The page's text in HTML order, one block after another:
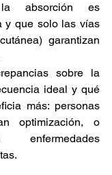
absorción es
y que solo las vías
garantizan
sobre la
ideal y qué
más: personas
optimización, o